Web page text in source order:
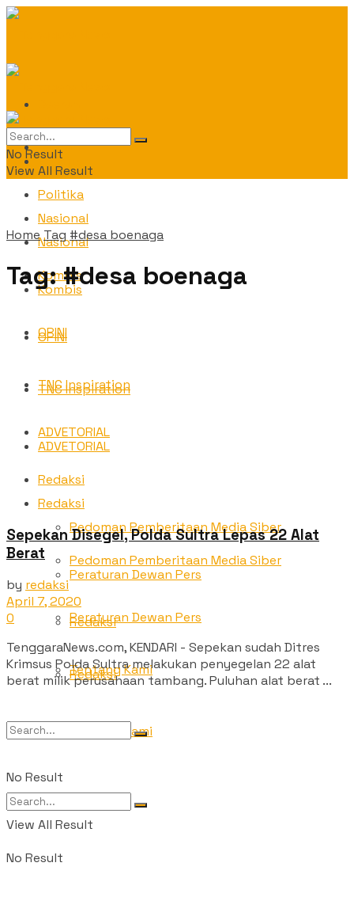
Politika
Nasional
Kombis
OPINI
TNC Inspiration
ADVETORIAL
Redaksi
Pedoman Pemberitaan Media Siber
Peraturan Dewan Pers
Redaksi
Tentang Kami
No Result
Daerah
Politika
Nasional
Kombis
OPINI
TNC Inspiration
ADVETORIAL
Redaksi
Pedoman Pemberitaan Media Siber
Peraturan Dewan Pers
Redaksi
Tentang Kami
No Result
View All Result
No Result
View All Result
HomeTag #desa boenaga
Tag:#desa boenaga
Sepekan Disegel, Polda Sultra Lepas 22 Alat
Berat
by redaksi
April 7, 2020
0
TenggaraNews.com, KENDARI - Sepekan sudah Ditres
Krimsus Polda Sultra melakukan penyegelan 22 alat
berat milik perusahaan tambang. Puluhan alat berat ...